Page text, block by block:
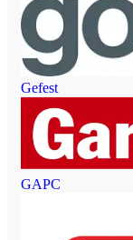
Gefest
GAPC